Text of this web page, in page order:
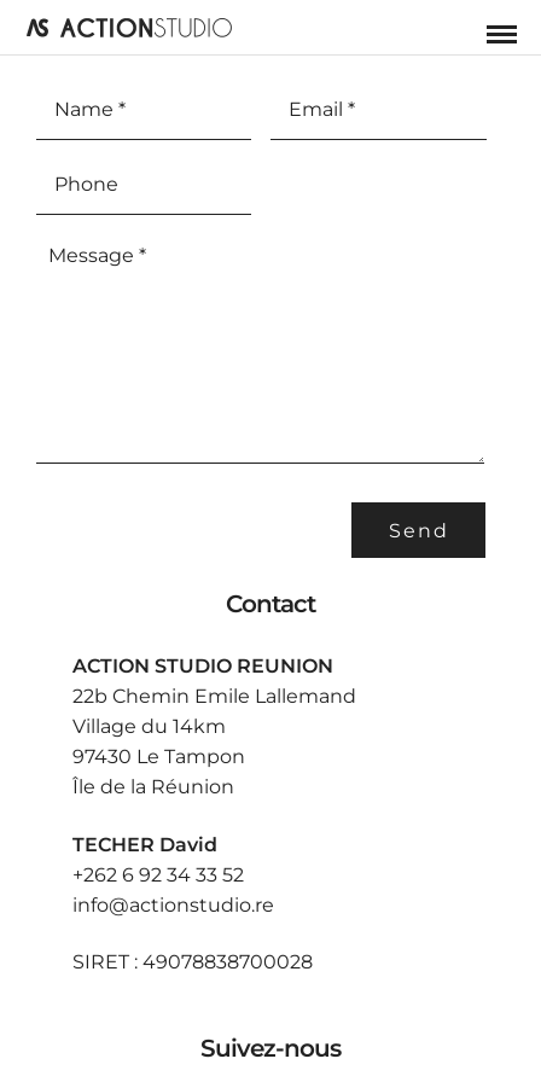
Contact
ACTION STUDIO REUNION
22b Chemin Emile Lallemand
Village du 14km
97430 Le Tampon
Île de la Réunion
TECHER David
+262 6 92 34 33 52
info@actionstudio.re
SIRET : 49078838700028
Suivez-nous